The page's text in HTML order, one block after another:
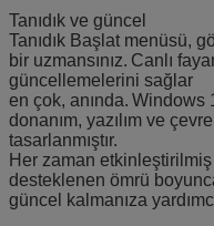
Tanıdık ve güncel
Tanıdık Başlat menüsü,
bir uzmansınız. Canlı
güncellemelerini sağlar
en çok, anında. Windows
donanım, yazılım ve
tasarlanmıştır.
Her zaman etkinleştirilmiş
desteklenen ömrü
güncel kalmanıza